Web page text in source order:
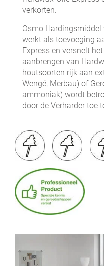
verkorten.
Osmo Hardingsmiddel
werkt als toevoeging
Express en versnelt
aanbrengen van
houtsoorten rijk aan
Wengé, Merbau) of
ammoniak) wordt
door de Verharder toe